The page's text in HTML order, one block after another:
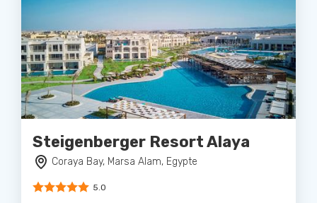
Steigenberger Resort Alaya
Coraya Bay, Marsa Alam, Egypte
5.0